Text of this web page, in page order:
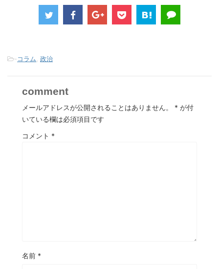
-コラム 政治
comment
メールアドレスが公開されることはありません。 * が付
いている欄は必須項目です
コメント *
名前 *